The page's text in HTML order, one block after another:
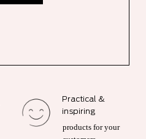
Practical &
inspiring
products for your